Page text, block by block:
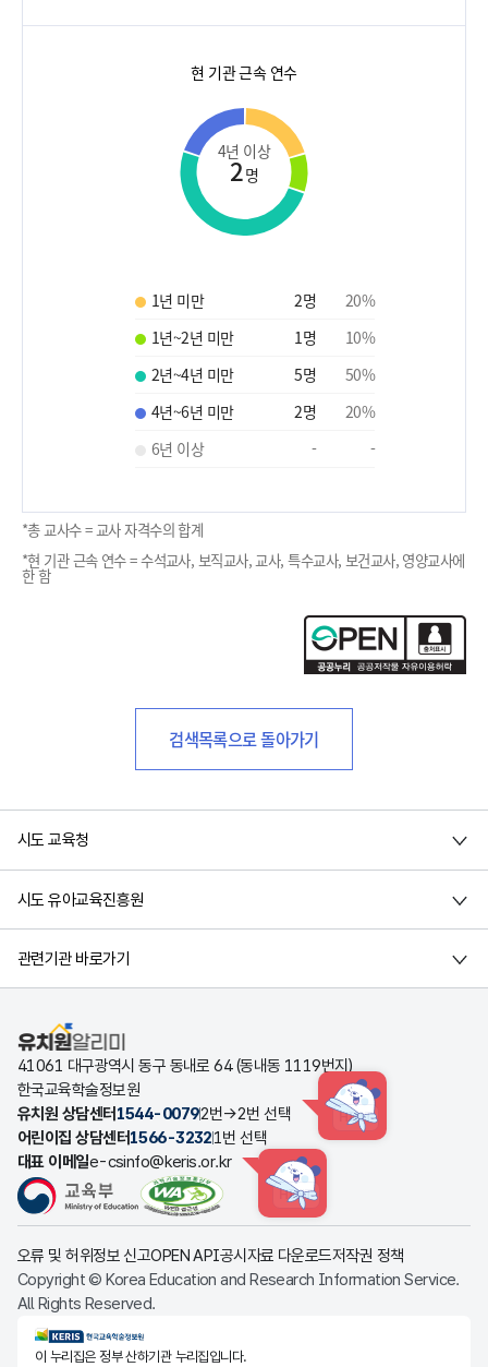
현 기관 근속 연수
4년 이상
2명
1년 미만 2명 20%
1년~2년 미만
1명 10%
2년~4년 미만
5명 50%
4년~6년 미만
2명 20%
6년 이상
- -
*총 교사수 = 교사 자격수의 합계
*현 기관 근속 연수 = 수석교사, 보직교사, 교사, 특수교사, 보건교사, 영양교사에
한 함
검색목록으로 돌아가기
시도 교육청
시도 유아교육진흥원
관련기관 바로가기
유치원알리미
41061 대구광역시 동구 동내로 64 (동내동 1119번지)
한국교육학술정보원
유치원 상담센터 1544-00792번→2번 선택 HINT
어린이집 상담센터1566-32321번 선택
대표 이메일e-csinfo@keris.or.kr
HINT
오류 및 허위정보 신고OPEN API공시자료 다운로드저작권 정책
Copyright © Korea Education and Research Information Service.
All Rights Reserved.
KERIS한국교육학술정보원
이 누리집은 정부 산하기관 누리집입니다.